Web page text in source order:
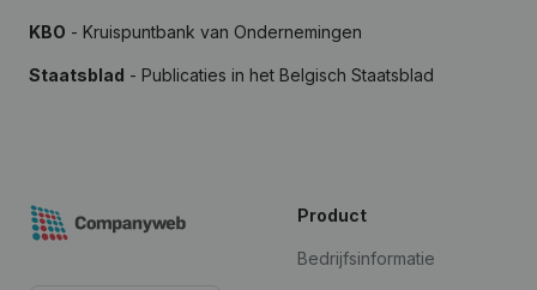
KBO - Kruispuntbank van Ondernemingen
Staatsblad - Publicaties in het Belgisch Staatsblad
Product
Bedrijfsinformatie